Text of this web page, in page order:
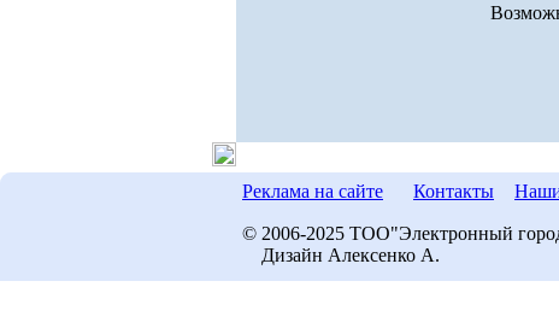
Реклама на сайте Контакты
© 2006-2025 ТОО"Электронный
Дизайн Алексенко А.